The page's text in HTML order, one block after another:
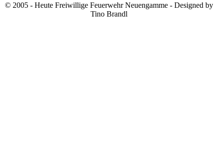
© 2005 - Heute Freiwillige Feuerwehr Neuengamme - Designed by
Tino Brandl